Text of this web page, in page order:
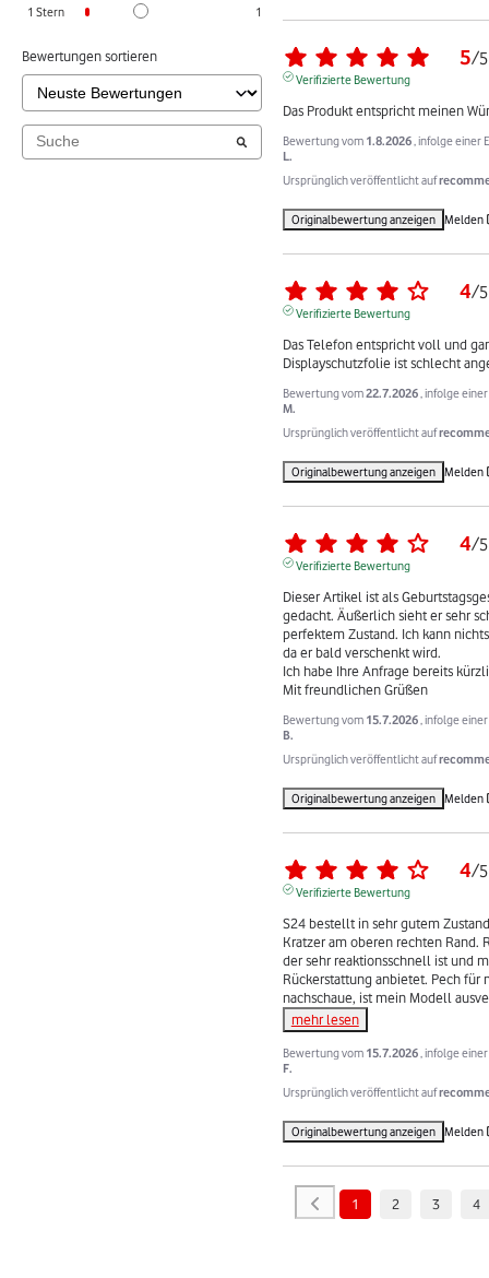
1 Stern 1
Bewertungen sortieren 5/5
Verifizierte Bewertung
Das Produkt entspricht meinen
Bewertung vom 1.8.2026 , infolge einer
L.
Ursprünglich veröffentlicht auf
Originalbewertung anzeigen Melden
4/5
Verifizierte Bewertung
Das Telefon entspricht voll und
Displayschutzfolie ist schlecht
Bewertung vom22.7.2026 , infolge
M.
Ursprünglich veröffentlicht auf
Originalbewertung anzeigen Melden
4/5
Verifizierte Bewertung
Dieser Artikel ist als
gedacht. Äußerlich sieht er sehr
perfektem Zustand. Ich kann
da er bald verschenkt wird.
Ich habe Ihre Anfrage bereits
Mit freundlichen Grüßen
Bewertung vom 15.7.2026 , infolge
B.
Ursprünglich veröffentlicht auf
Originalbewertung anzeigen Melden
4/5
Verifizierte Bewertung
S24 bestellt in sehr gutem
Kratzer am oberen rechten Rand.
der sehr reaktionsschnell ist und
Rückerstattung anbietet. Pech für
nachschaue, ist mein Modell
mehr lesen
Bewertung vom 15.7.2026 , infolge
F.
Ursprünglich veröffentlicht auf
Originalbewertung anzeigen Melden
1 2 3 4